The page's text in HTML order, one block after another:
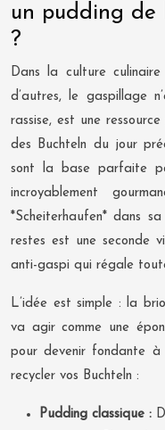
un pudding de
?
Dans la culture culinaire
d’autres, le gaspillage
rassise, est une
des Buchteln du jour
sont la base parfaite
incroyablement
*Scheiterhaufen* dans
restes est une seconde
anti-gaspi qui régale
L’idée est simple : la
va agir comme une
pour devenir fondante à
recycler vos Buchteln :
Pudding classique :